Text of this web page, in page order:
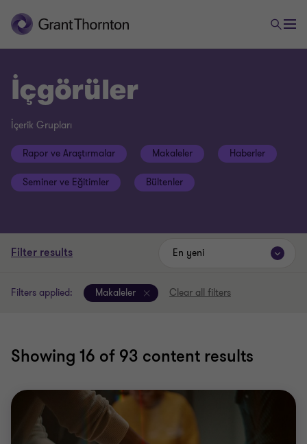
İçgörüler
İçerik Grupları
Rapor ve Araştırmalar Makaleler Haberler
Seminer ve Eğitimler Bültenler
Filter results
Filters applied: Makaleler Clear all filters
Showing 16 of 93 content results
En yeni